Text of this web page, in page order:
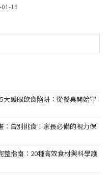
19
護眼飲食陷阱：從餐桌開始守
：告別挑食！家長必備的視力保
整指南：20種高效食材與科學護